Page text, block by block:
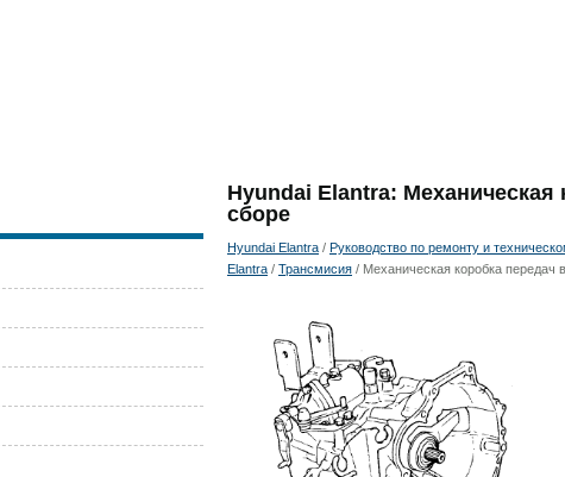
Hyundai Elantra: Механическая
сборе
Hyundai Elantra / Руководство по ремонту и
Elantra / Трансмисия / Механическая коробка передач